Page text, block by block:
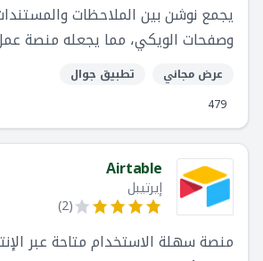
يجمع نوشن بين الملاحظات
وصفحات الويكي، مما يجعله منصة
بدرجة عالية من التخصيص.
عرض مجاني
تطبيق جوال
479
Airtable
إيرتيبل
(
2
)
منصة سهلة الاستخدام متاحة عبر